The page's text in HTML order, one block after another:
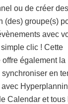
ou de créer
(des) groupe(s)
avec
clic ! Cette
également la
en
Calendar et tous